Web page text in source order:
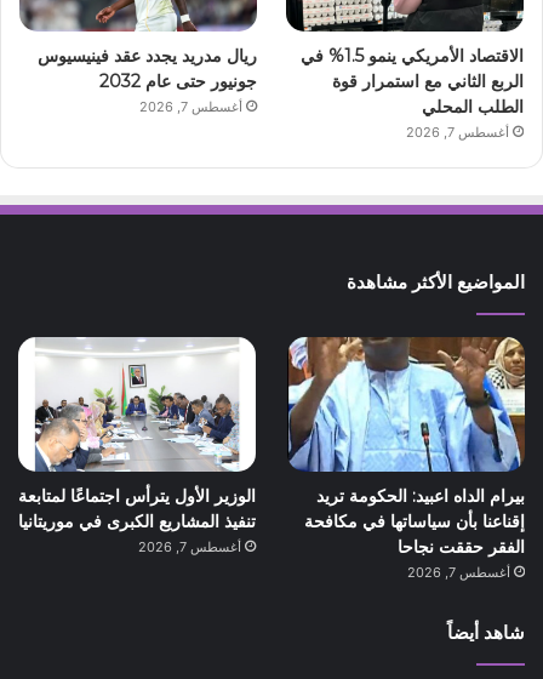
الاقتصاد الأمريكي ينمو 1.5% في
الربع الثاني مع استمرار قوة
الطلب المحلي
أغسطس 7, 2026
ريال مدريد يجدد عقد فينيسيوس
جونيور حتى عام 2032
أغسطس 7, 2026
المواضيع الأكثر مشاهدة
بيرام الداه اعبيد: الحكومة تريد
إقناعنا بأن سياساتها في مكافحة
الفقر حققت نجاحا
أغسطس 7, 2026
الوزير الأول يترأس اجتماعًا لمتابعة
تنفيذ المشاريع الكبرى في موريتانيا
أغسطس 7, 2026
شاهد أيضاً